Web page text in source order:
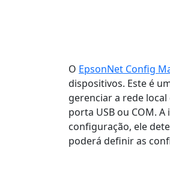
O EpsonNet Config
dispositivos. Este é
gerenciar a rede
porta USB ou COM.
configuração, ele
poderá definir as